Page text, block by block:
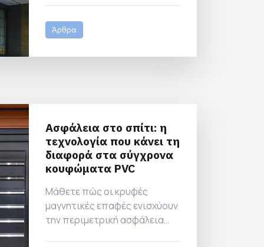
κάνουν τη διαφορά.
Άρθρα
Ασφάλεια στο σπίτι: η
τεχνολογία που κάνει τη
διαφορά στα σύγχρονα
κουφώματα PVC
Μάθετε πώς οι κρυφές
μαγνητικές επαφές ενισχύουν
την περιμετρική ασφάλεια